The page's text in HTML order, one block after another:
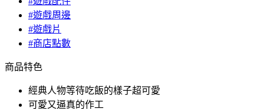
#遊戲周邊
#遊戲片
#商店點數
商品特色
經典人物等待吃飯的樣子超可愛
可愛又逼真的作工